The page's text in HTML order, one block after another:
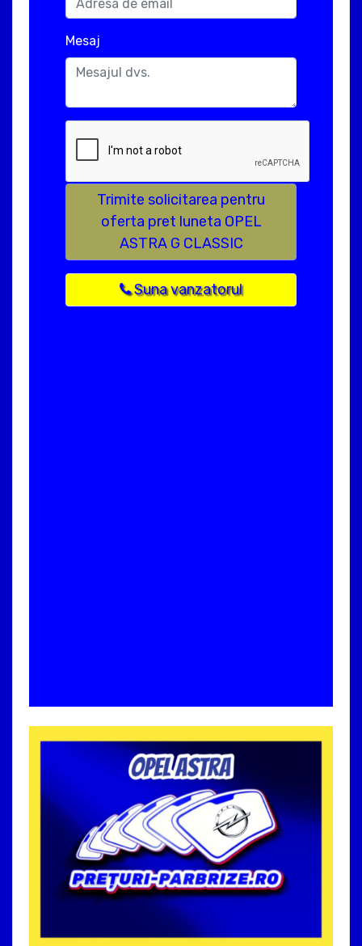
Mesaj
Trimite solicitarea pentru
oferta pret luneta OPEL
ASTRA G CLASSIC
Suna vanzatorul